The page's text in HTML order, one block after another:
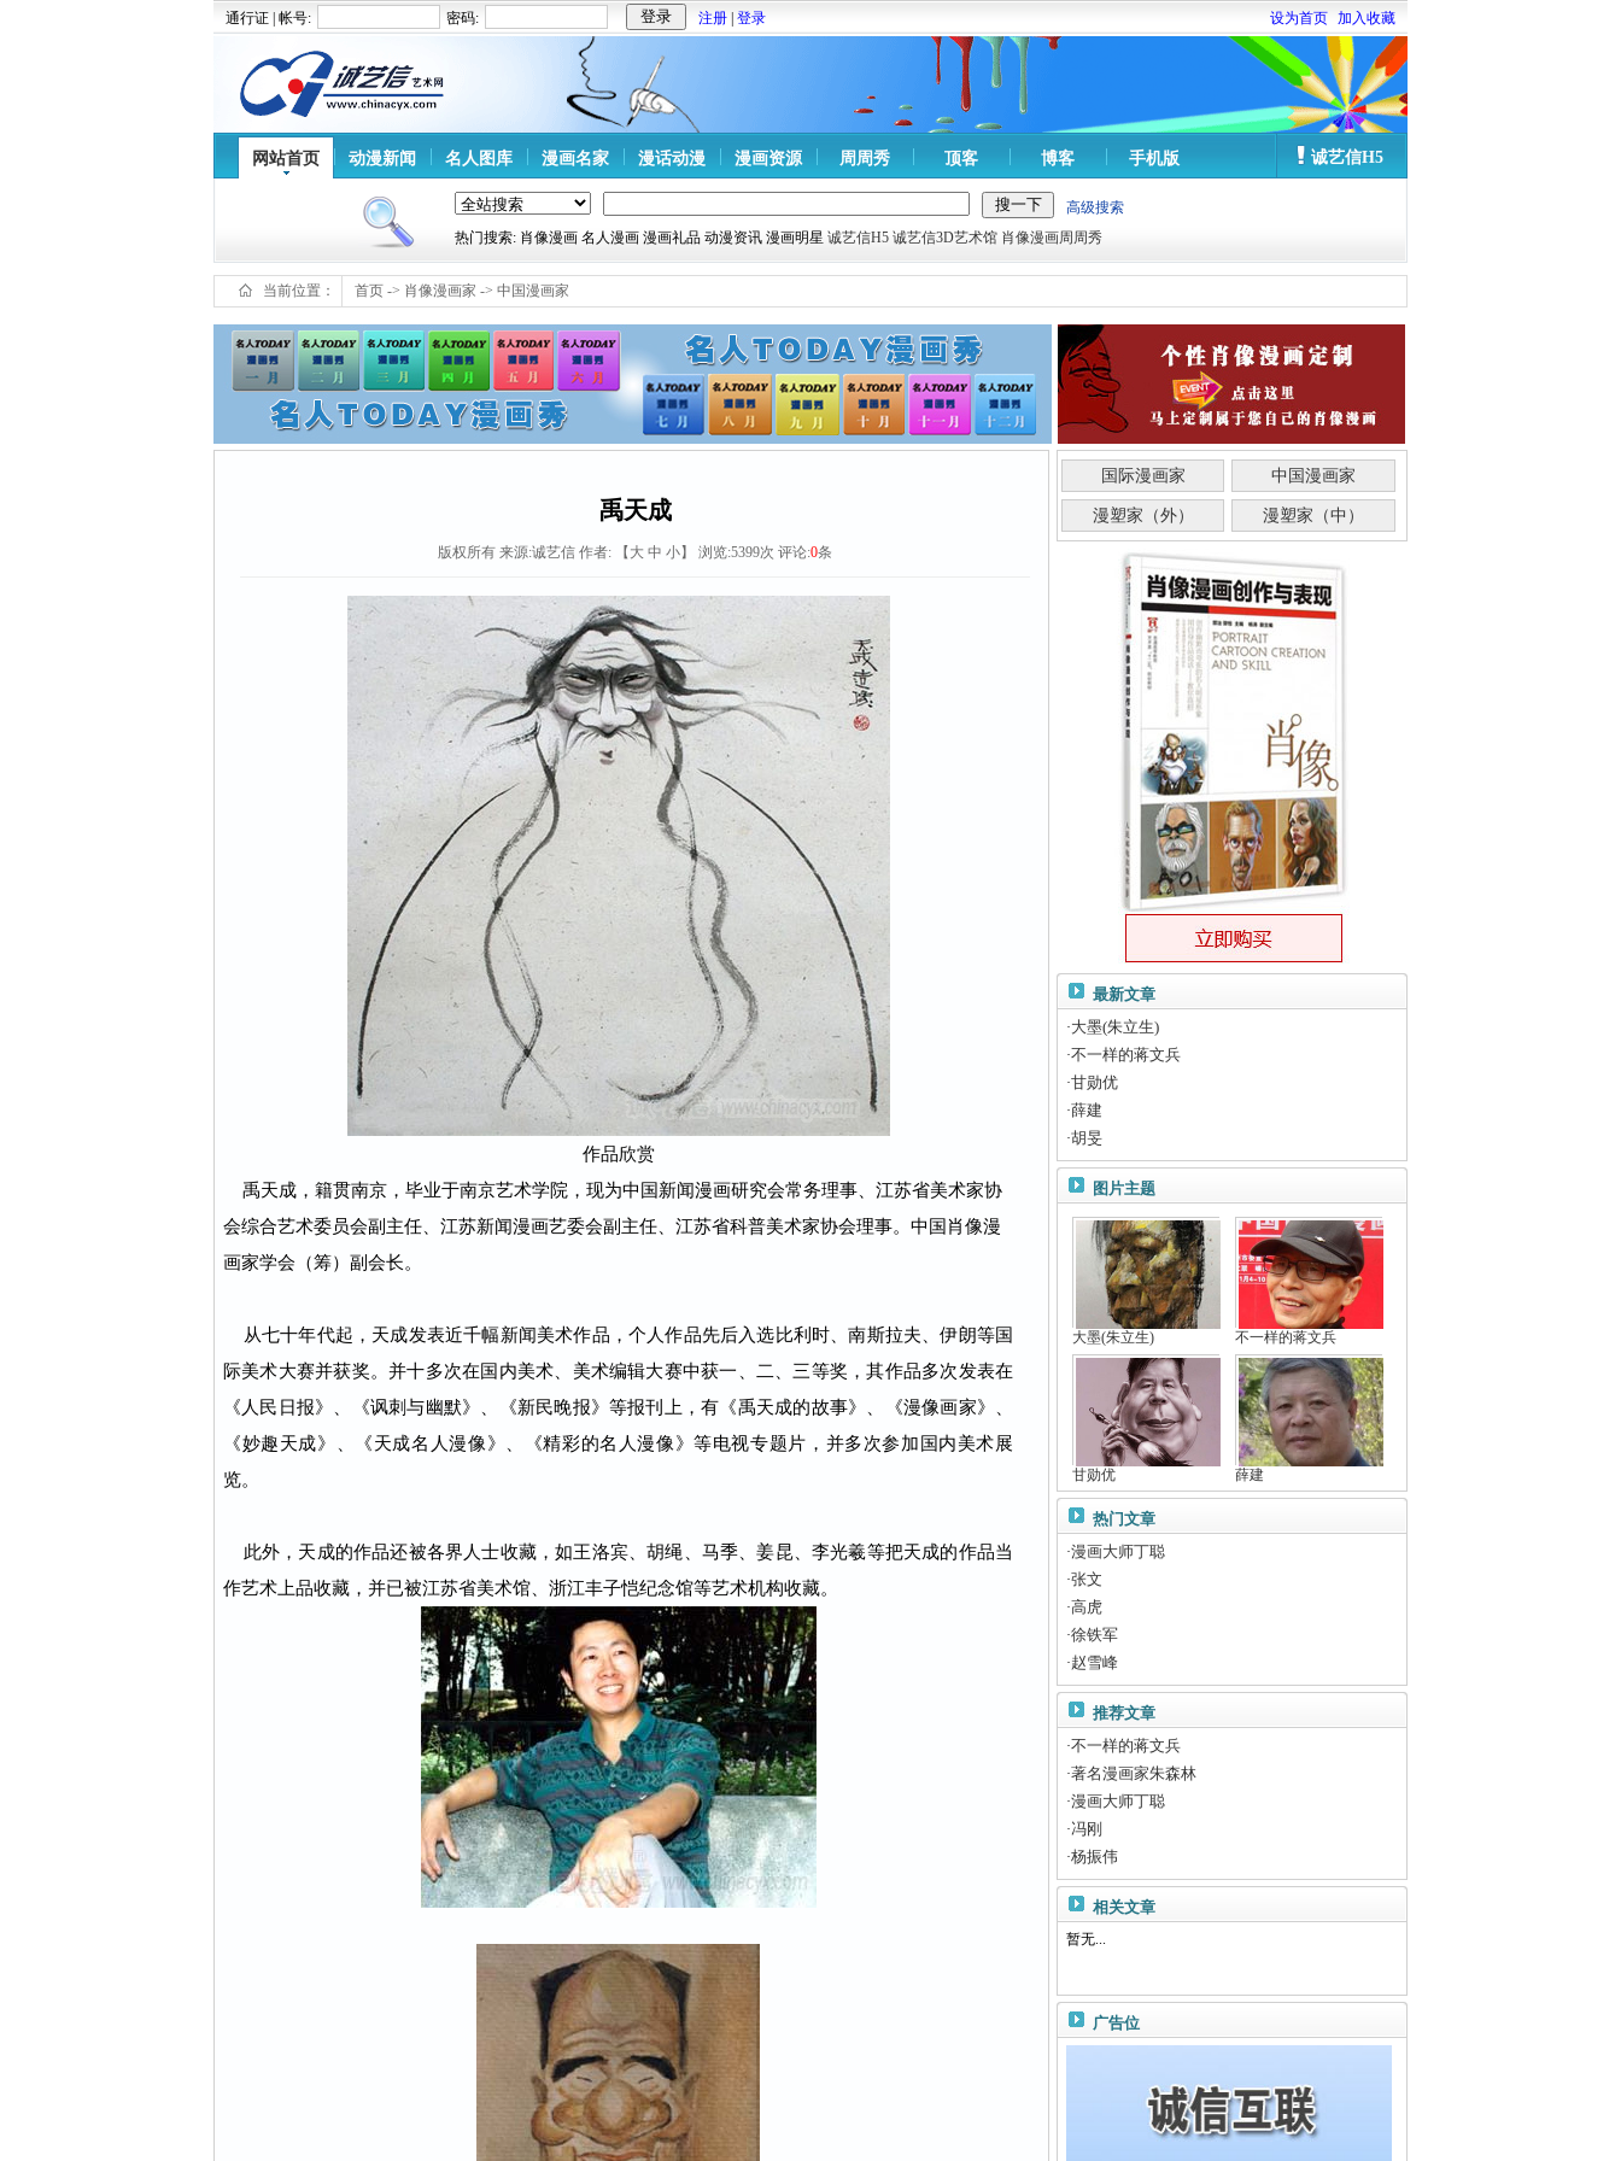
通行证 | 帐号: 密码: 注册 登录 设为首页 加入收藏
网站首页 动漫新闻 名人图库 漫画名家 漫话动漫 漫画资源 周周秀 顶客 博客 手机版 诚艺信H5
高级搜索
热门搜索: 肖像漫画 名人漫画 漫画礼品 动漫资讯 漫画明星 诚艺信H5 诚艺信3D艺术馆 肖像漫画周周秀
当前位置： 首页 -> 肖像漫画家 -> 中国漫画家
禹天成
版权所有来源:诚艺信作者: 【 大 中 小】 浏览:5399次 评论:0条
作品欣赏
禹天成，籍贯南京，毕业于南京艺术学院，现为中国新闻漫画研究会常务理事、江苏省美术家协
会综合艺术委员会副主任、江苏新闻漫画艺委会副主任、江苏省科普美术家协会理事。中国肖像漫
画家学会（筹）副会长。
从七十年代起，天成发表近千幅新闻美术作品，个人作品先后入选比利时、南斯拉夫、伊朗等国
际美术大赛并获奖。并十多次在国内美术、美术编辑大赛中获一、二、三等奖，其作品多次发表在
《人民日报》、《讽刺与幽默》、《新民晚报》等报刊上，有《禹天成的故事》、《漫像画家》、
《妙趣天成》、《天成名人漫像》、《精彩的名人漫像》等电视专题片，并多次参加国内美术展
览。
此外，天成的作品还被各界人士收藏，如王洛宾、胡绳、马季、姜昆、李光羲等把天成的作品当
作艺术上品收藏，并已被江苏省美术馆、浙江丰子恺纪念馆等艺术机构收藏。
国际漫画家 中国漫画家
漫塑家（外） 漫塑家（中）
最新文章
·大墨(朱立生)
·不一样的蒋文兵
·甘勋优
·薛建
·胡旻
图片主题
大墨(朱立生) 不一样的蒋文兵
甘勋优 薛建
热门文章
·漫画大师丁聪
·张文
·高虎
·徐铁军
·赵雪峰
推荐文章
·不一样的蒋文兵
·著名漫画家朱森林
·漫画大师丁聪
·冯刚
·杨振伟
相关文章
暂无...
广告位